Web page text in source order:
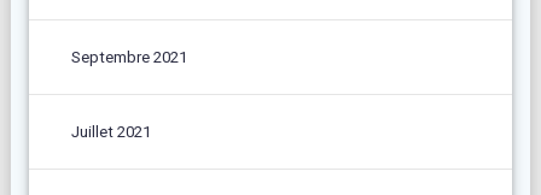
Septembre 2021
Juillet 2021